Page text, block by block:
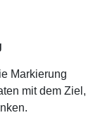
Markierung
mit dem Ziel,